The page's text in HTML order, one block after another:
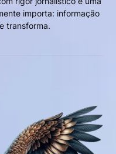
importa: informação
transforma.